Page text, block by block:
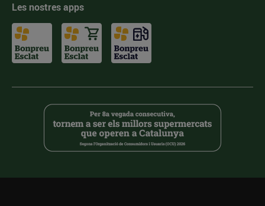
Les nostres apps